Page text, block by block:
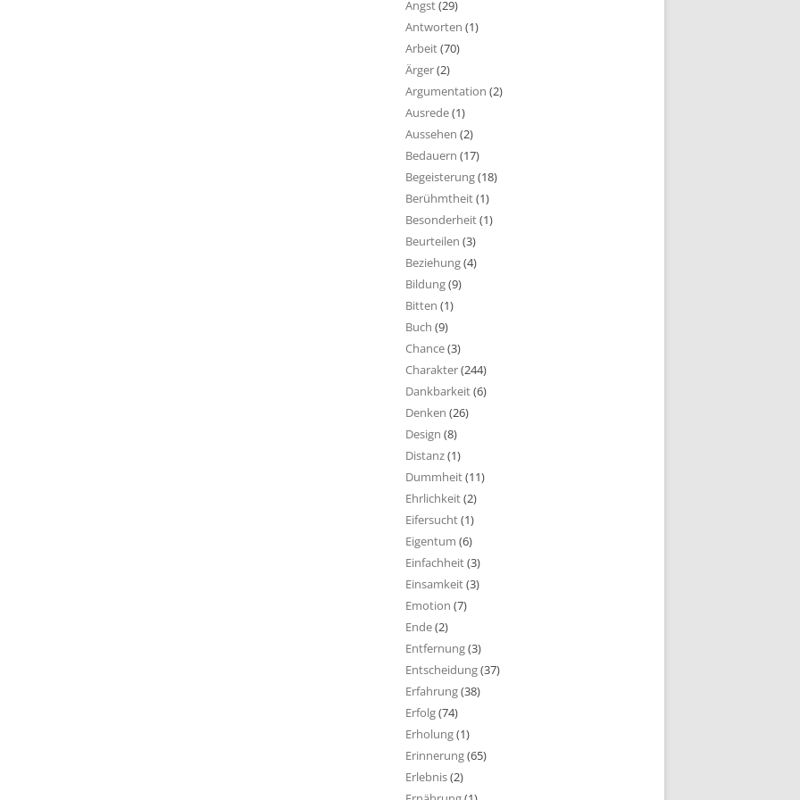
Angst(29)
Antworten (1)
Arbeit(70)
Ärger(2)
Argumentation (2)
Ausrede(1)
Aussehen (2)
Bedauern (17)
Begeisterung(18)
Berühmtheit(1)
Besonderheit(1)
Beurteilen (3)
Beziehung(4)
Bildung(9)
Bitten (1)
Buch (9)
Chance(3)
Charakter(244)
Dankbarkeit(6)
Denken (26)
Design (8)
Distanz(1)
Dummheit(11)
Ehrlichkeit(2)
Eifersucht(1)
Eigentum (6)
Einfachheit(3)
Einsamkeit(3)
Emotion (7)
Ende(2)
Entfernung(3)
Entscheidung(37)
Erfahrung(38)
Erfolg(74)
Erholung(1)
Erinnerung(65)
Erlebnis(2)